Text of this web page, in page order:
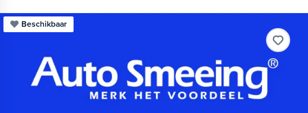
Beschikbaar